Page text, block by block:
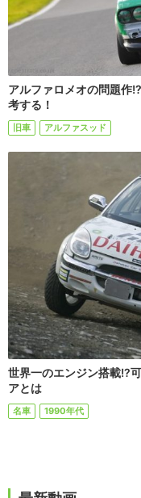
アルファロメオの問題作
考する！
旧車 アルファスッド
世界一のエンジン搭載!?
アとは
名車 1990年代